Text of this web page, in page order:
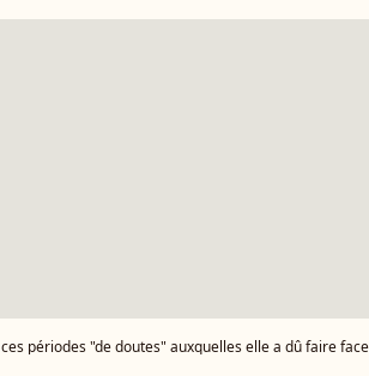
ces périodes "de doutes" auxquelles elle a dû faire